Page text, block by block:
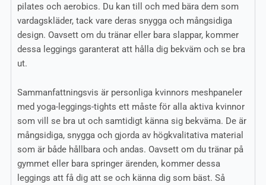
pilates och aerobics. Du kan till och med bära dem som
vardagskläder, tack vare deras snygga och mångsidiga
design. Oavsett om du tränar eller bara slappar, kommer
dessa leggings garanterat att hålla dig bekväm och se bra
ut.
Sammanfattningsvis är personliga kvinnors meshpaneler
med yoga-leggings-tights ett måste för alla aktiva kvinnor
som vill se bra ut och samtidigt känna sig bekväma. De är
mångsidiga, snygga och gjorda av högkvalitativa material
som är både hållbara och andas. Oavsett om du tränar på
gymmet eller bara springer ärenden, kommer dessa
leggings att få dig att se och känna dig som bäst. Så